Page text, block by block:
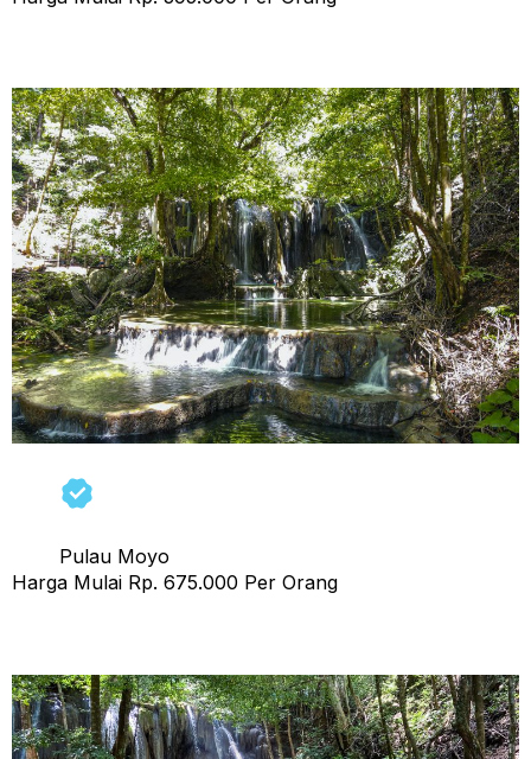
Pulau Moyo
Harga Mulai Rp. 675.000 Per Orang